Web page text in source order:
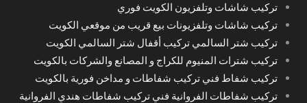
تركيب شاشات وتلفزيون الكويت فوري
تركيب شاشات وتلفزيونات بيع قريب من موقعي الكويت
تركيب شتر السالمي تركيب أقفال شتر السالمي الكويت
تركيب شترات المنيوم للكراج و المصانع والشركات بالكويت
تركيب شفاط فني تركيب شفاطات و مداخن فورية بالكويت
تركيب شفاطات الفروانية فني تركيب شفاطات هندي الفروانية